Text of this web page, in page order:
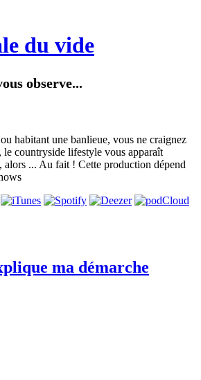
du vide
observe...
habitant une banlieue, vous ne craignez
le countryside lifestyle vous apparaît
alors ... Au fait ! Cette production dépend
ma démarche